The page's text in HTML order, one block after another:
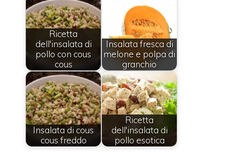
Ricetta
dell'insalata di
pollo con cous
cous
Insalata fresca di
melone e polpa di
granchio
Insalata di cous
cous freddo
Ricetta
dell'insalata di
pollo esotica